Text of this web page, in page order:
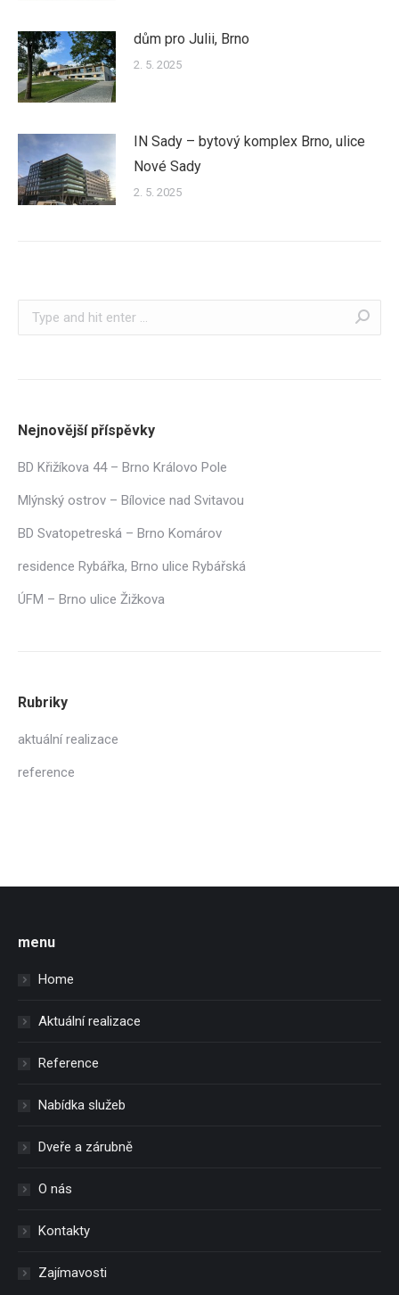
dům pro Julii, Brno
2. 5. 2025
IN Sady – bytový komplex Brno, ulice
Nové Sady
2. 5. 2025
Search:
Nejnovější příspěvky
BD Křižíkova 44 – Brno Královo Pole
Mlýnský ostrov – Bílovice nad Svitavou
BD Svatopetreská – Brno Komárov
residence Rybářka, Brno ulice Rybářská
ÚFM – Brno ulice Žižkova
Rubriky
aktuální realizace
reference
menu
Home
Aktuální realizace
Reference
Nabídka služeb
Dveře a zárubně
O nás
Kontakty
Zajímavosti